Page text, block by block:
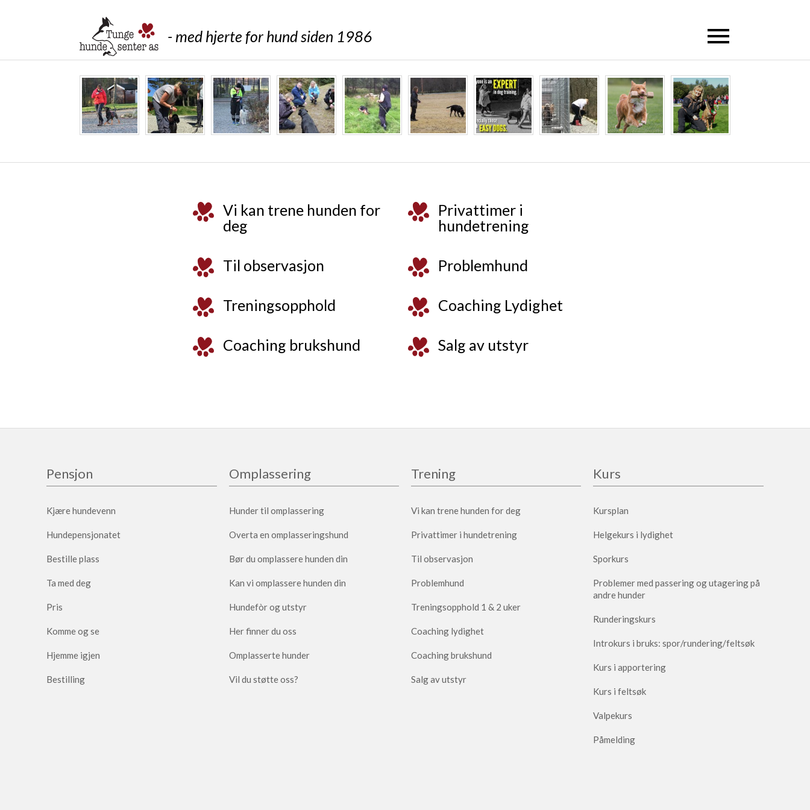
- med hjerte for hund siden 1986
Vi kan trene hunden for
deg
Privattimer i
hundetrening
Til observasjon Problemhund
Treningsopphold Coaching Lydighet
Coaching brukshund Salg av utstyr
Pensjon
Kjære hundevenn
Hundepensjonatet
Bestille plass
Ta med deg
Pris
Komme og se
Hjemme igjen
Bestilling
Omplassering
Hunder til omplassering
Overta en omplasseringshund
Bør du omplassere hunden din
Kan vi omplassere hunden din
Hundefòr og utstyr
Her finner du oss
Omplasserte hunder
Vil du støtte oss?
Trening
Vi kan trene hunden for deg
Privattimer i hundetrening
Til observasjon
Problemhund
Treningsopphold 1 & 2 uker
Coaching lydighet
Coaching brukshund
Salg av utstyr
Kurs
Kursplan
Helgekurs i lydighet
Sporkurs
Problemer med passering og utagering på
andre hunder
Runderingskurs
Introkurs i bruks: spor/rundering/feltsøk
Kurs i apportering
Kurs i feltsøk
Valpekurs
Påmelding